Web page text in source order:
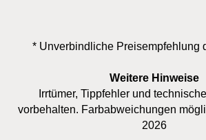
* Unverbindliche Preisempfehlung
Weitere Hinweise
Irrtümer, Tippfehler und
vorbehalten. Farbabweichungen
2026